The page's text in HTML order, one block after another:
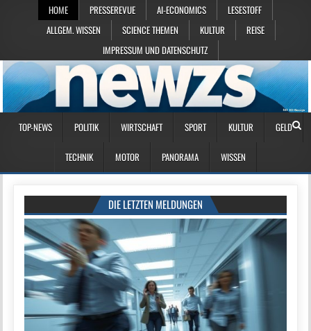
HOME PRESSEREVUE AI-ECONOMICS
LESESTOFF
ALLGEM. WISSEN
SCIENCE THEMEN KULTUR
REISE
IMPRESSUM UND DATENSCHUTZ
TOP-NEWS POLITIK WIRTSCHAFT SPORT KULTUR GELD
TECHNIK MOTOR PANORAMA WISSEN
DIE LETZTEN MELDUNGEN